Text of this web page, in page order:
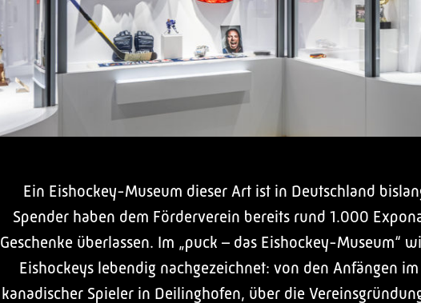
Ein Eishockey-Museum dieser Art ist in Deutschland
Spender haben dem Förderverein bereits rund 1.000
Geschenke überlassen. Im „puck – das Eishockey-Museum“
Eishockeys lebendig nachgezeichnet: von den Anfängen
kanadischer Spieler in Deilinghofen, über die